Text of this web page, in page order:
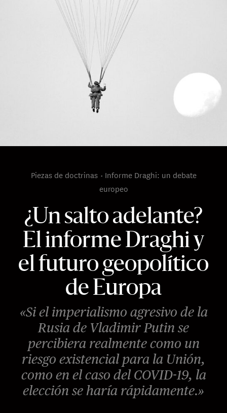
¿Un salto adelante?
El informe Draghi y
el futuro geopolítico
de Europa
«Si el imperialismo agresivo de la
Rusia de Vladimir Putin se
percibiera realmente como un
riesgo existencial para la Unión,
como en el caso del COVID-19, la
elección se haría rápidamente.»
Piezas de doctrinas
Informe Draghi: un debate
europeo